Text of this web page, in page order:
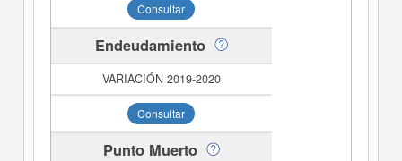
Consultar
Endeudamiento
Consultar
Punto Muerto